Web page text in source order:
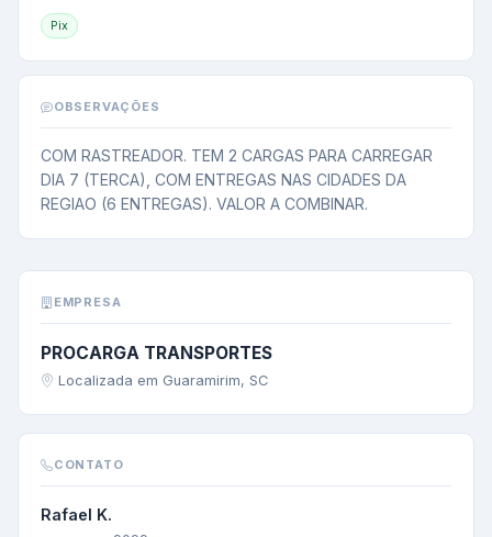
Pix
OBSERVAÇÕES
COM RASTREADOR. TEM 2 CARGAS PARA CARREGAR
DIA 7 (TERCA), COM ENTREGAS NAS CIDADES DA
REGIAO (6 ENTREGAS). VALOR A COMBINAR.
EMPRESA
PROCARGA TRANSPORTES
Localizada em Guaramirim, SC
CONTATO
Rafael K.